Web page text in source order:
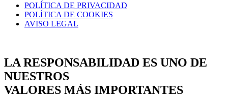
POLÍTICA DE PRIVACIDAD
POLÍTICA DE COOKIES
AVISO LEGAL
LA RESPONSABILIDAD ES UNO DE
NUESTROS
VALORES MÁS IMPORTANTES